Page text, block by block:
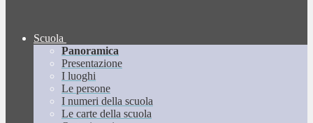
Scuola
Panoramica
Presentazione
I luoghi
Le persone
I numeri della scuola
Le carte della scuola